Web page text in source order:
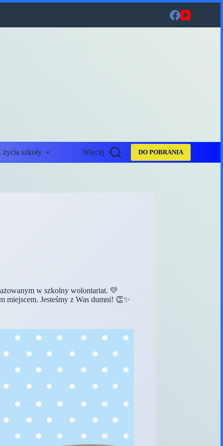
życia szkoły Więcej DO POBRANIA
w szkolny wolontariat. 💛
miejscem. Jesteśmy z Was dumni! 👏✨